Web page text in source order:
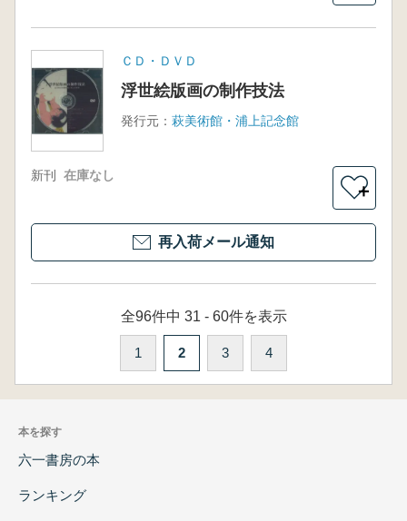
ＣＤ・ＤＶＤ
浮世絵版画の制作技法
発行元： 萩美術館・浦上記念館
新刊 在庫なし
＋
再入荷メール通知
全96件中 31 - 60件を表示
1 2 3 4
本を探す
六一書房の本
ランキング